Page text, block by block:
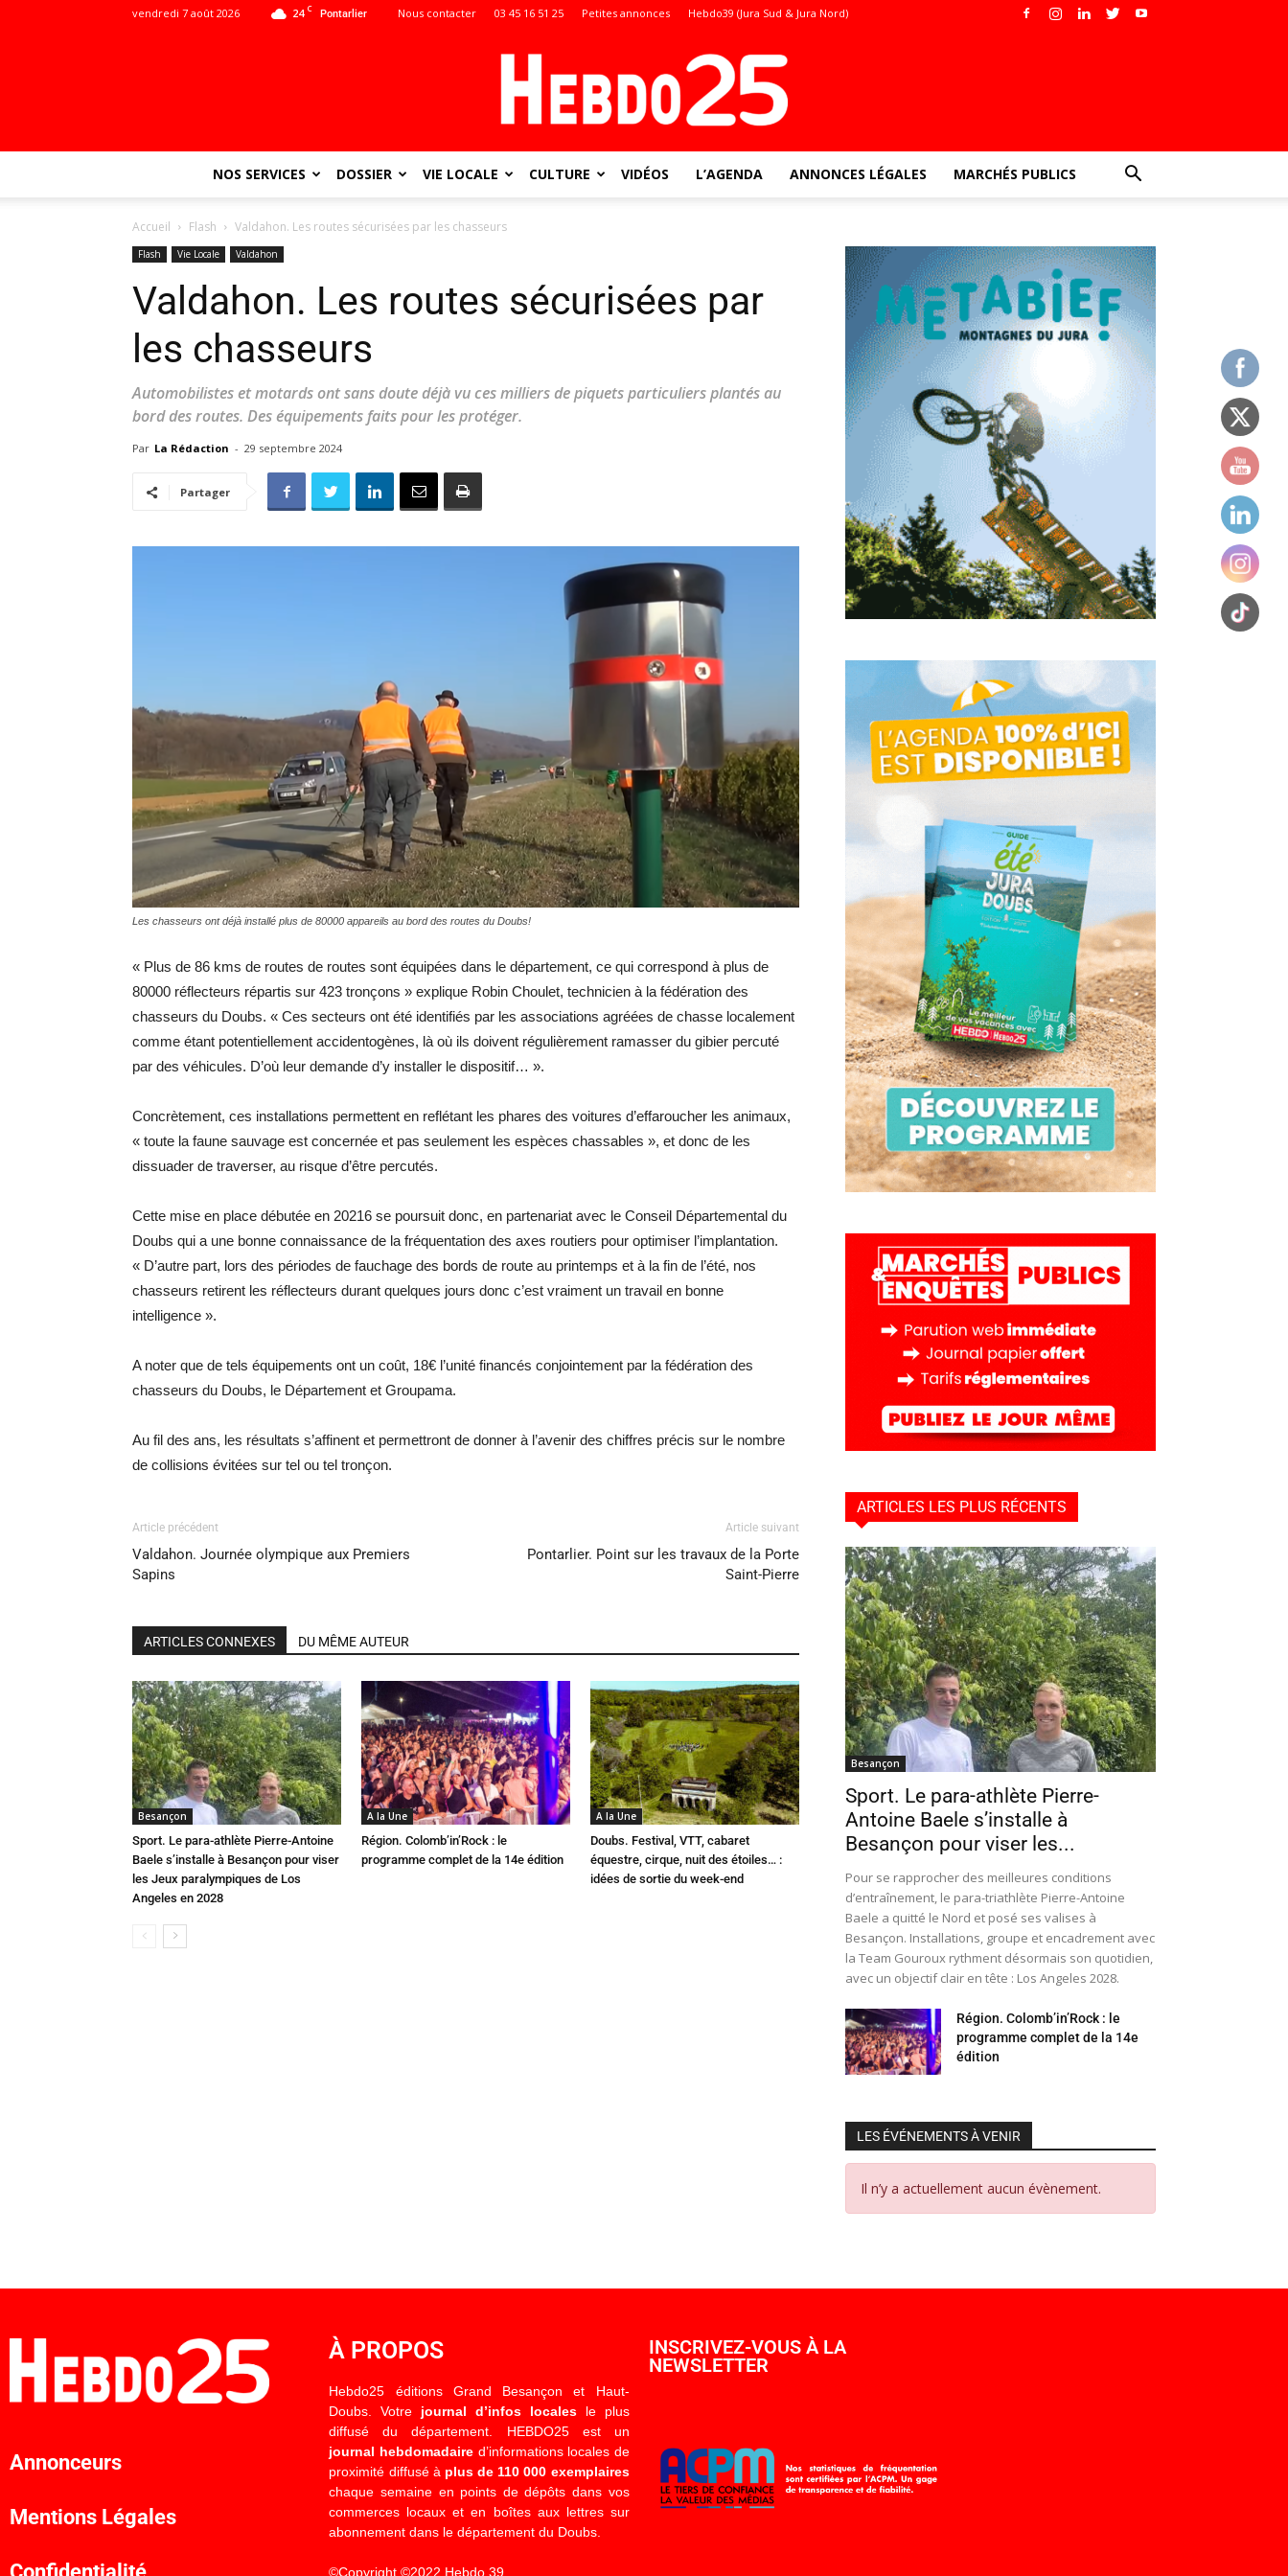
24 C Pontarlier
vendredi 7 août 2026 Nous contacter 03 45 16 51 25 Petites annonces Hebdo39 (Jura Sud & Jura Nord)
:
l'info
locale
NOS SERVICES DOSSIER VIE LOCALE CULTURE VIDÉOS L’AGENDA ANNONCES LÉGALES MARCHÉS PUBLICS
Accueil Flash Valdahon. Les routes sécurisées par les chasseurs
Flash Vie Locale Valdahon
Valdahon. Les routes sécurisées par
les chasseurs
Automobilistes et motards ont sans doute déjà vu ces milliers de piquets particuliers plantés au
bord des routes. Des équipements faits pour les protéger.
Par La Rédaction - 29 septembre 2024
Partager
Les chasseurs ont déjà installé plus de 80000 appareils au bord des routes du Doubs!
« Plus de 86 kms de routes de routes sont équipées dans le département, ce qui correspond à plus de
80000 réflecteurs répartis sur 423 tronçons » explique Robin Choulet, technicien à la fédération des
chasseurs du Doubs. « Ces secteurs ont été identifiés par les associations agréées de chasse localement
comme étant potentiellement accidentogènes, là où ils doivent régulièrement ramasser du gibier percuté
par des véhicules. D’où leur demande d’y installer le dispositif… ».
Concrètement, ces installations permettent en reflétant les phares des voitures d’effaroucher les animaux,
« toute la faune sauvage est concernée et pas seulement les espèces chassables », et donc de les
dissuader de traverser, au risque d’être percutés.
Cette mise en place débutée en 20216 se poursuit donc, en partenariat avec le Conseil Départemental du
Doubs qui a une bonne connaissance de la fréquentation des axes routiers pour optimiser l’implantation.
« D’autre part, lors des périodes de fauchage des bords de route au printemps et à la fin de l’été, nos
chasseurs retirent les réflecteurs durant quelques jours donc c’est vraiment un travail en bonne
intelligence ».
A noter que de tels équipements ont un coût, 18€ l’unité financés conjointement par la fédération des
chasseurs du Doubs, le Département et Groupama.
Au fil des ans, les résultats s’affinent et permettront de donner à l’avenir des chiffres précis sur le nombre
de collisions évitées sur tel ou tel tronçon.
Article précédent
Valdahon. Journée olympique aux Premiers
Sapins
Article suivant
Pontarlier. Point sur les travaux de la Porte
Saint-Pierre
ARTICLES CONNEXES DU MÊME AUTEUR
Besançon
Sport. Le para-athlète Pierre-Antoine
Baele s’installe à Besançon pour viser
les Jeux paralympiques de Los
Angeles en 2028
A la Une
Région. Colomb’in’Rock : le
programme complet de la 14e édition
A la Une
Doubs. Festival, VTT, cabaret
équestre, cirque, nuit des étoiles… :
idées de sortie du week-end
ARTICLES LES PLUS RÉCENTS
Besançon
Sport. Le para-athlète Pierre-
Antoine Baele s’installe à
Besançon pour viser les...
Pour se rapprocher des meilleures conditions
d’entraînement, le para-triathlète Pierre-Antoine
Baele a quitté le Nord et posé ses valises à
Besançon. Installations, groupe et encadrement avec
la Team Gouroux rythment désormais son quotidien,
avec un objectif clair en tête : Los Angeles 2028.
Région. Colomb’in’Rock : le
programme complet de la 14e
édition
LES ÉVÉNEMENTS À VENIR
Il n’y a actuellement aucun évènement.
Annonceurs
Mentions Légales
À PROPOS
Hebdo25 éditions Grand Besançon et Haut-
Doubs. Votre journal d’infos localesle plus
diffusé du département. HEBDO25 est un
journal hebdomadaired’informations locales de
proximité diffusé à plus de 110 000 exemplaires
chaque semaine en points de dépôts dans vos
commerces locaux et en boîtes aux lettres sur
abonnement dans le département du Doubs.
©Copyright ©2022 Hebdo 39
INSCRIVEZ-VOUS À LA
NEWSLETTER